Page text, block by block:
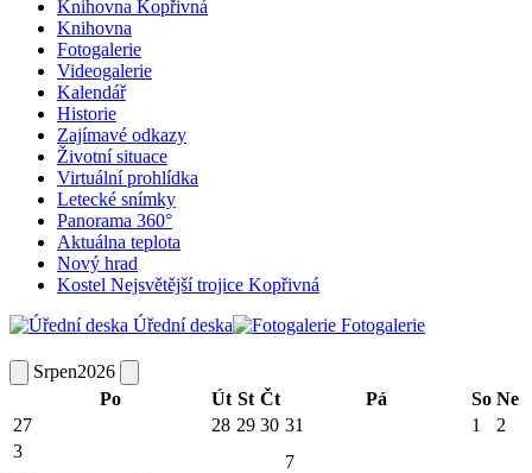
Knihovna Kopřivná
Knihovna
Fotogalerie
Videogalerie
Kalendář
Historie
Zajímavé odkazy
Životní situace
Virtuální prohlídka
Letecké snímky
Panorama 360°
Aktuálna teplota
Nový hrad
Kostel Nejsvětější trojice Kopřivná
Úřední deska
Fotogalerie
Srpen2026
Po
Út St Čt Pá So Ne
27
28 29 30 31 1
2
3
7